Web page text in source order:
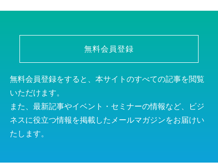
無料会員登録
無料会員登録をすると、本サイトのすべての記事を閲覧
いただけます。
また、最新記事やイベント・セミナーの情報など、ビジ
ネスに役立つ情報を掲載したメールマガジンをお届けい
たします。